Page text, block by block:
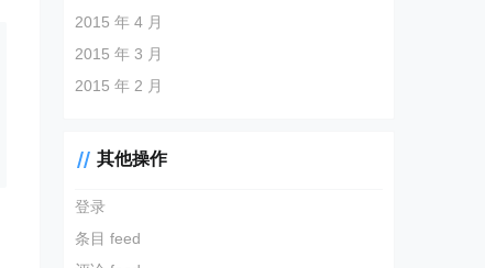
2015 年 4 月
2015 年 3 月
2015 年 2 月
其他操作
登录
条目 feed